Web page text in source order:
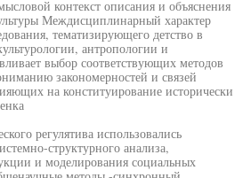
контекст описания и объяснения
Междисциплинарный характер
тематизирующего детство в
антропологии и
выбор соответствующих методов
закономерностей и связей
на конституирование исторически
регулятива использовались
структурного анализа,
и моделирования социальных